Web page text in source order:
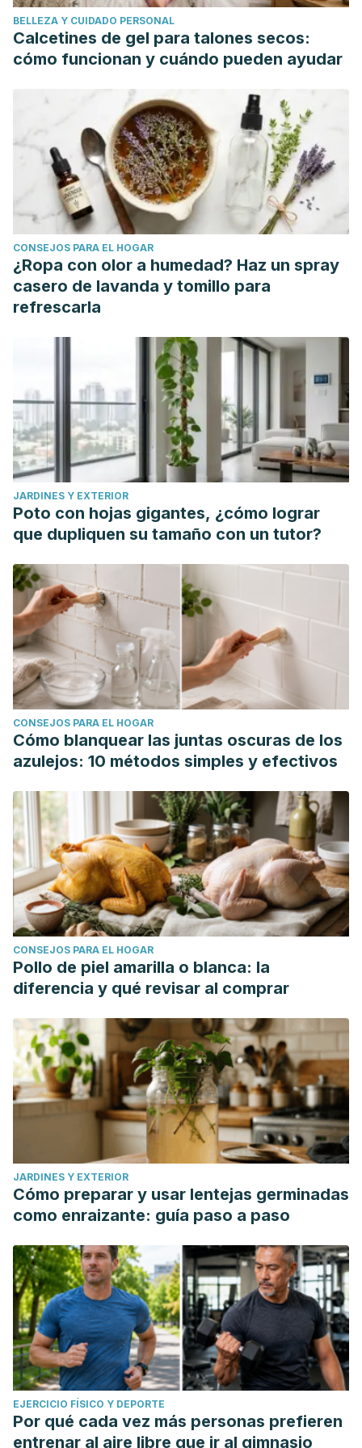
https://www.sciencedirect.com/science/article/abs/pii/
Loganes, C., Ballali, S., & Minto, C. (2016). Main Properties
of Canola Oil Components: A Descriptive Review of Current
https://openagriculturejournal.com/VOLUME/10/PAGE/69/
Oboulbiga, E. B., Douamba, Z., Compaoré-Sérémé, D.,
Semporé, J. N., Dabo, R., Semde, Z., Tapsoba, F. W.,
Hama-Ba, F., Songré-Ouattara, L. T., Parkouda, C., & Dicko,
M. H. (2023). Physicochemical, potential nutritional,
antioxidant and health properties of sesame seed oil: a
review.Frontiers in nutrition,10, 1127926.
https://pmc.ncbi.nlm.nih.gov/articles/PMC10292629/
Ruiz-Méndez, M.-V., Márquez-Ruiz, G., Holgado, F., &
Velasco, J. (2021). Stability of Bioactive Compounds in
Foods,10(12), 2 2906.
https://www.mdpi.com/2304-8158/10/12/2906
Wallace T. C. (2019). Health Effects of Coconut Oil-A
Narrative Review of Current Evidence. Journal of the
American College of Nutrition,38(2), 97-107.
https://pubmed.ncbi.nlm.nih.gov/30395784/
Wei, P., Zhao, F., Wang, Z., Wang, Q., Chai, X., Hou, G., &
Meng, Q. (2022). Sesame (Sesamum indicum L.): A
Comprehensive Review of Nutritional Value, Phytochemical
Industrial Applications.
14(19), 4079.
https://pmc.ncbi.nlm.nih.gov/articles/PMC9573514/
BELLEZA Y CUIDADO PERSONAL
Calcetines de gel para talones secos:
cómo funcionan y cuándo pueden ayudar
CONSEJOS PARA EL HOGAR
¿Ropa con olor a humedad? Haz un spray
casero de lavanda y tomillo para
refrescarla
JARDINES Y EXTERIOR
Poto con hojas gigantes, ¿cómo lograr
que dupliquen su tamaño con un tutor?
CONSEJOS PARA EL HOGAR
Cómo blanquear las juntas oscuras de los
azulejos: 10 métodos simples y efectivos
CONSEJOS PARA EL HOGAR
Pollo de piel amarilla o blanca: la
diferencia y qué revisar al comprar
JARDINES Y EXTERIOR
Cómo preparar y usar lentejas germinadas
como enraizante: guía paso a paso
EJERCICIO FÍSICO Y DEPORTE
Por qué cada vez más personas prefieren
entrenar al aire libre que ir al gimnasio